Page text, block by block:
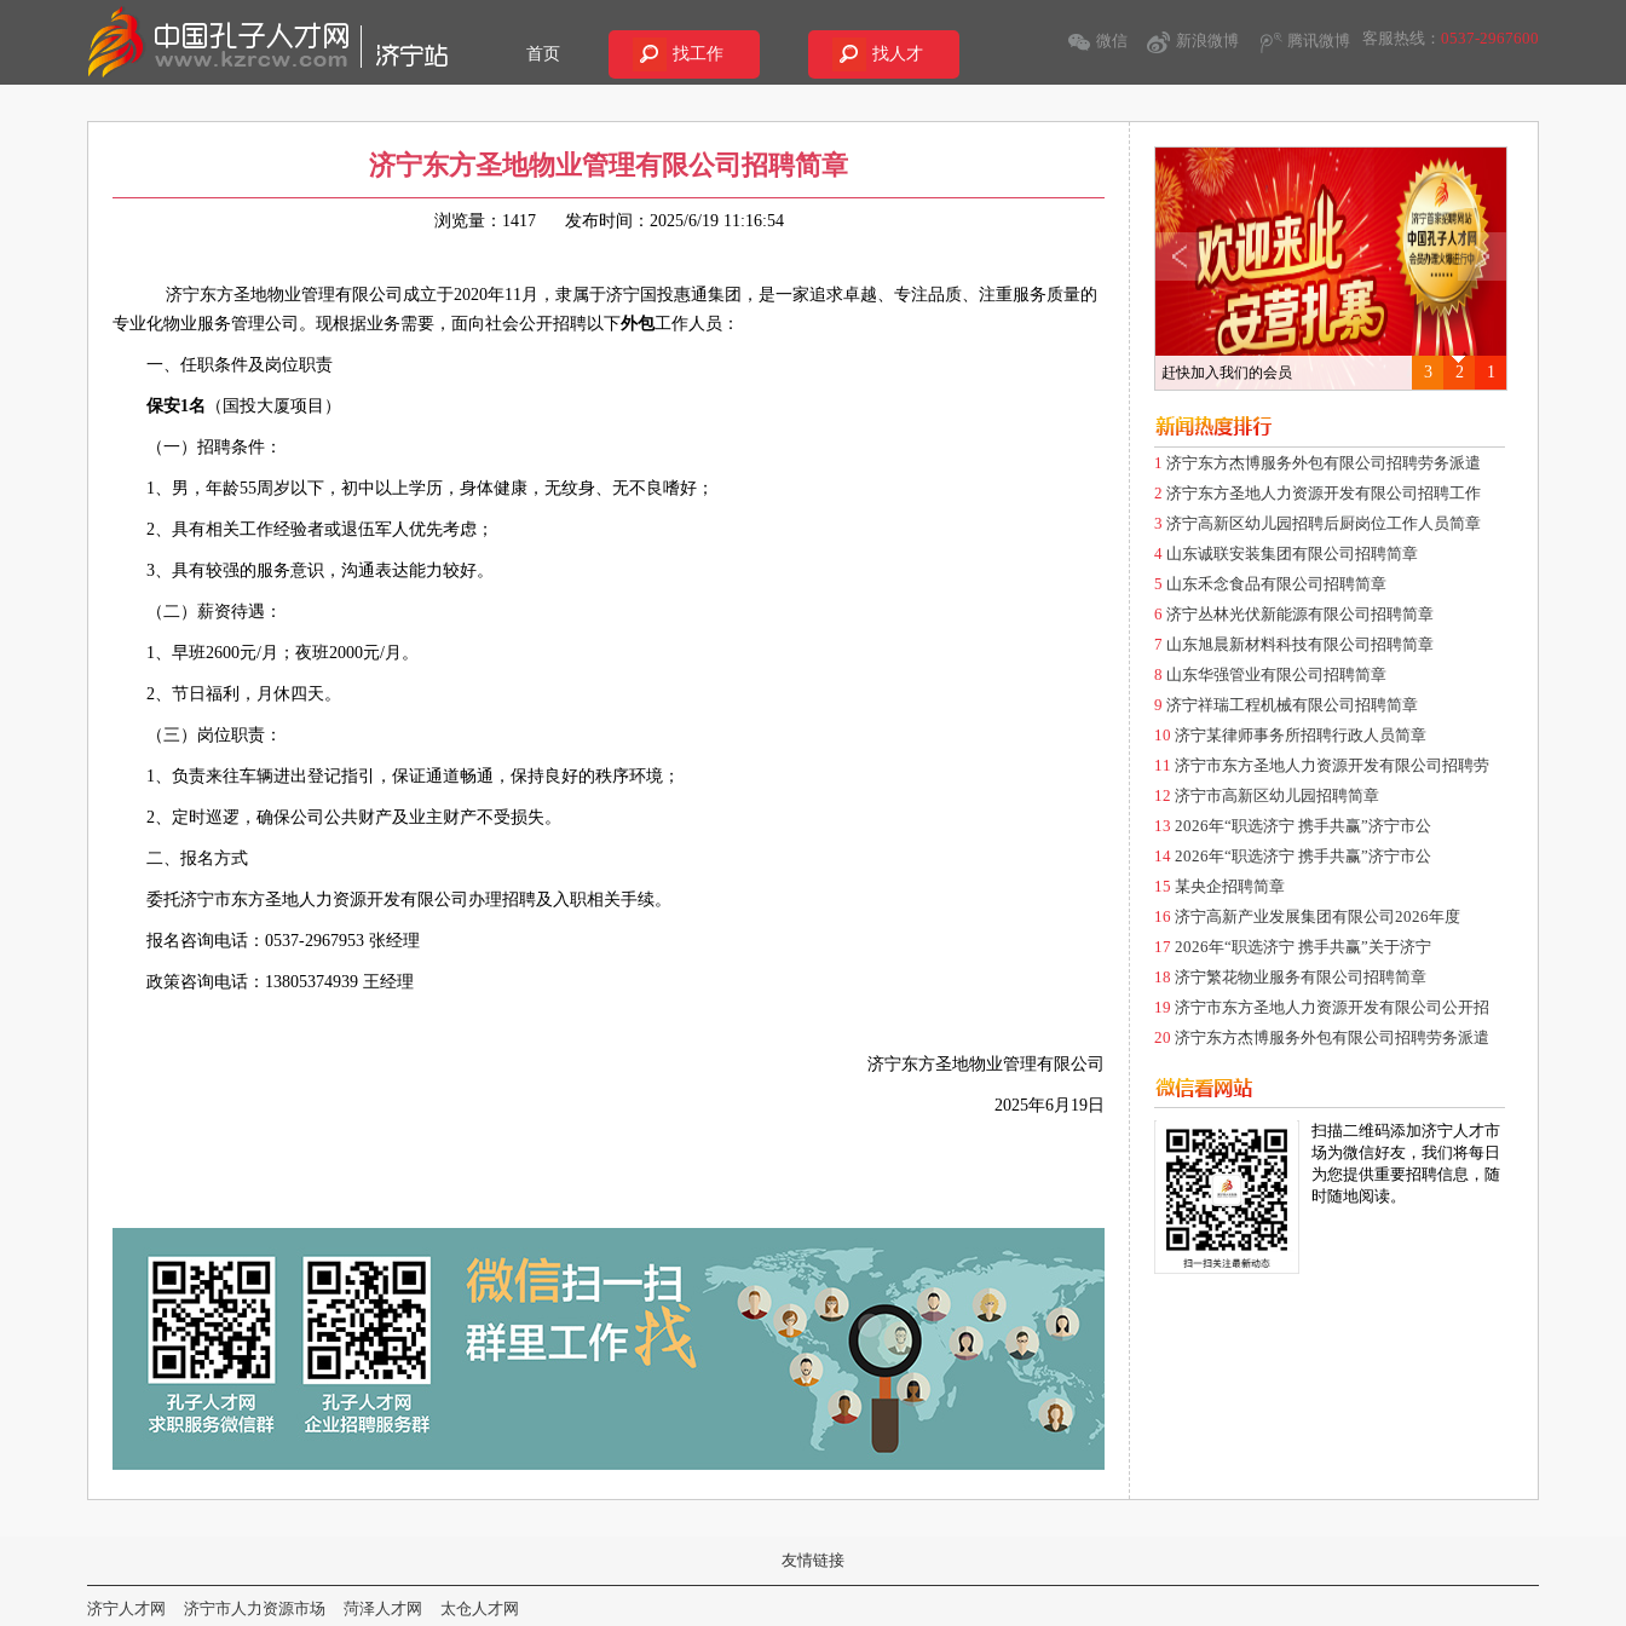
首页 找工作 找人才
客服热线： 0537-2967600
腾讯微博
新浪微博
微信
济宁东方圣地物业管理有限公司招聘简章
浏览量：1417 发布时间：2025/6/19 11:16:54
济宁东方圣地物业管理有限公司成立于2020年11月，隶属于济宁国投惠通集团，是一家追求卓越、专注品质、注重服务质量的
专业化物业服务管理公司。现根据业务需要，面向社会公开招聘以下外包工作人员：
一、任职条件及岗位职责
保安1名 （国投大厦项目）
（一）招聘条件：
1、男，年龄55周岁以下，初中以上学历，身体健康，无纹身、无不良嗜好；
2、具有相关工作经验者或退伍军人优先考虑；
3、具有较强的服务意识，沟通表达能力较好。
（二）薪资待遇：
1、早班2600元/月；夜班2000元/月。
2、节日福利，月休四天。
（三）岗位职责：
1、负责来往车辆进出登记指引，保证通道畅通，保持良好的秩序环境；
2、定时巡逻，确保公司公共财产及业主财产不受损失。
二、报名方式
委托济宁市东方圣地人力资源开发有限公司办理招聘及入职相关手续。
报名咨询电话：0537-2967953 张经理
政策咨询电话：13805374939 王经理
济宁东方圣地物业管理有限公司
2025年6月19日
1
2
3
赶快加入我们的会员
1 济宁东方杰博服务外包有限公司招聘劳务派遣
2 济宁东方圣地人力资源开发有限公司招聘工作
3 济宁高新区幼儿园招聘后厨岗位工作人员简章
4 山东诚联安装集团有限公司招聘简章
5 山东禾念食品有限公司招聘简章
6 济宁丛林光伏新能源有限公司招聘简章
7 山东旭晨新材料科技有限公司招聘简章
8 山东华强管业有限公司招聘简章
9 济宁祥瑞工程机械有限公司招聘简章
10 济宁某律师事务所招聘行政人员简章
11 济宁市东方圣地人力资源开发有限公司招聘劳
12 济宁市高新区幼儿园招聘简章
13 2026年“职选济宁 携手共赢”济宁市公
14 2026年“职选济宁 携手共赢”济宁市公
15 某央企招聘简章
16 济宁高新产业发展集团有限公司2026年度
17 2026年“职选济宁 携手共赢”关于济宁
18 济宁繁花物业服务有限公司招聘简章
19 济宁市东方圣地人力资源开发有限公司公开招
20 济宁东方杰博服务外包有限公司招聘劳务派遣
扫描二维码添加济宁人才市
场为微信好友，我们将每日
为您提供重要招聘信息，随
时随地阅读。
友情链接
济宁人才网 济宁市人力资源市场 菏泽人才网 太仓人才网